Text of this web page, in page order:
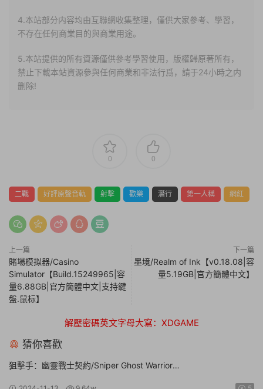
4.本站部分内容均由互聯網收集整理，僅供大家參考、學習，
不存在任何商業目的與商業用途。
5.本站提供的所有資源僅供參考學習使用，版權歸原著所有，
禁止下載本站資源參與任何商業和非法行爲，請于24小時之内
删除!
0 0
二戰 好評原聲音軌 射擊 歡樂 潛行 第一人稱 網紅
上一篇
賭場模拟器/Casino
Simulator【Build.15249965|容
量6.88GB|官方簡體中文|支持鍵
盤.鼠标】
下一篇
墨境/Realm of Ink【v0.18.08|容
量5.19GB|官方簡體中文】
解壓密碼英文字母大寫：XDGAME
猜你喜歡
狙擊手：幽靈戰士契約/Sniper Ghost Warrior